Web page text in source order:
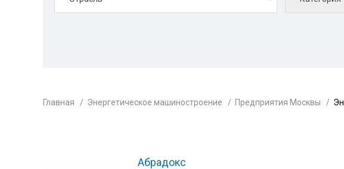
Главная Энергетическое машиностроение Предприятия Москвы
Абрадокс